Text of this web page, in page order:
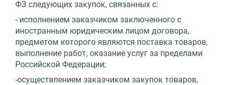
ФЗ следующих закупок, связанных с:
- исполнением заказчиком заключенного с
иностранным юридическим лицом договора,
предметом которого являются поставка товаров,
выполнение работ, оказание услуг за пределами
Российской Федерации;
-осуществлением заказчиком закупок товаров,